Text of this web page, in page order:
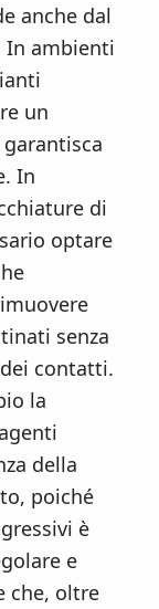
anche dal
In ambienti
un
In
di
optare
senza
contatti.
la
della
poiché
è
e
che, oltre